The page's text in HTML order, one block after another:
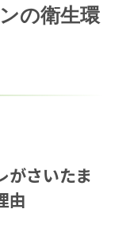
の衛生環
がさいたま
由